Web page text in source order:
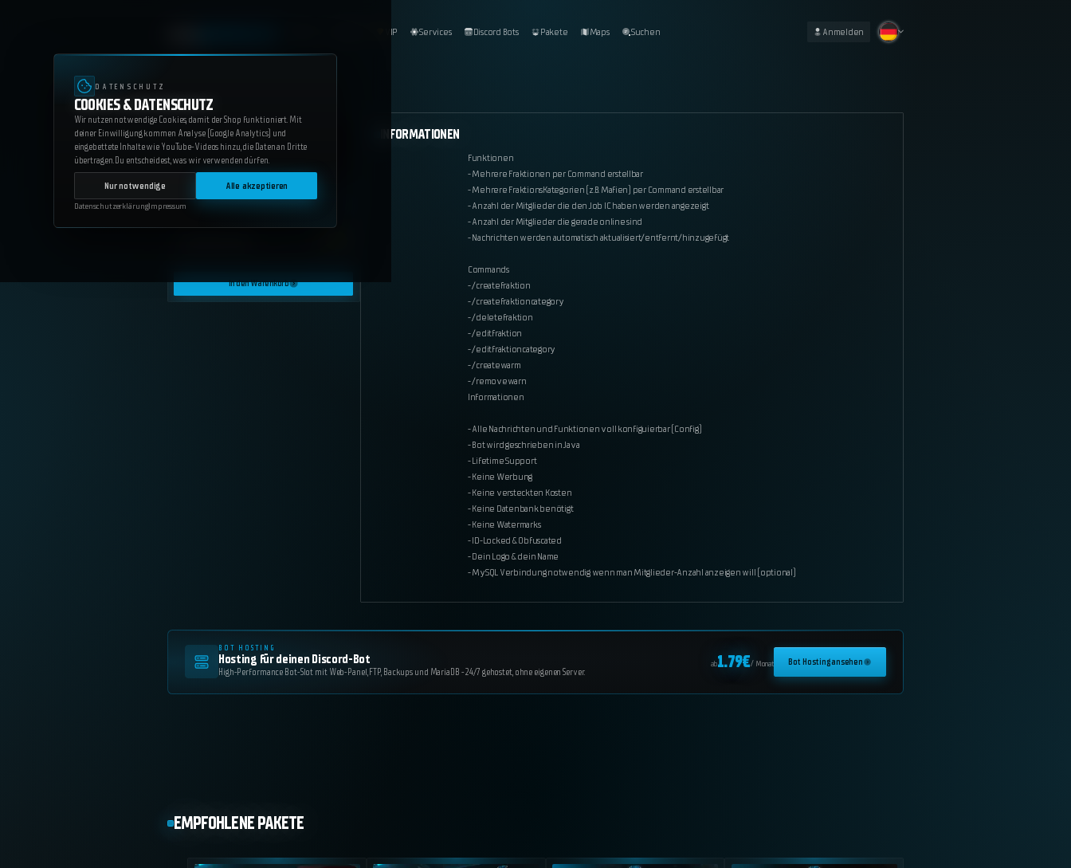
In den Warenkorb
INFORMATIONEN
Funktionen
- Mehrere Fraktionen per Command erstellbar
- Mehrere FraktionsKategorien (z.B. Mafien) per Command erstellbar
- Anzahl der Mitglieder die den Job IC haben werden angezeigt
- Anzahl der Mitglieder die gerade online sind
- Nachrichten werden automatisch aktualisiert/entfernt/hinzugefügt
Commands
- /createfraktion
- /createfraktioncategory
- /deletefraktion
- /editfraktion
- /editfraktioncategory
- /createwarm
- /removewarn
Informationen
- Alle Nachrichten und Funktionen voll konfiguierbar (Config)
- Bot wird geschrieben in Java
- Lifetime Support
- Keine Werbung
- Keine versteckten Kosten
- Keine Datenbank benötigt
- Keine Watermarks
- ID-Locked & Obfuscated
- Dein Logo & dein Name
- MySQL Verbindung notwendig wenn man Mitglieder-Anzahl anzeigen will (optional)
BOT HOSTING
Hosting für deinen Discord-Bot
High-Performance Bot-Slot mit Web-Panel, FTP, Backups und MariaDB - 24/7 gehostet, ohne eigenen Server.
ab1.79€/ Monat Bot Hosting ansehen
EMPFOHLENE PAKETE
148+ SCRIPTS
VIP Services Discord Bots Pakete Maps Suchen Anmelden
DATENSCHUTZ
COOKIES & DATENSCHUTZ
Wir nutzen notwendige Cookies, damit der Shop funktioniert. Mit
deiner Einwilligung kommen Analyse (Google Analytics) und
eingebettete Inhalte wie YouTube-Videos hinzu, die Daten an Dritte
übertragen. Du entscheidest, was wir verwenden dürfen.
Nur notwendige Alle akzeptieren
DatenschutzerklärungImpressum